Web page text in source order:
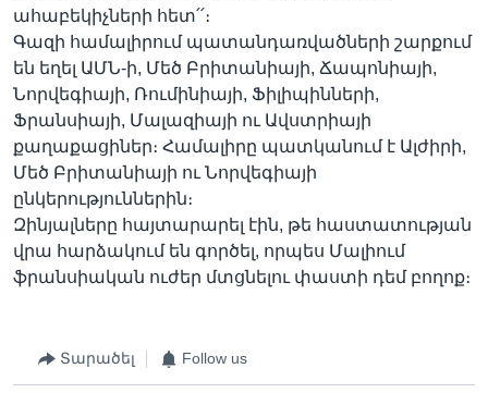
ահաբեկիչների հետ՛՛։
Գազի համալիրում պատանդառվածների շարքում
են եղել ԱՄՆ-ի, Մեծ Բրիտանիայի, Ճապոնիայի,
Նորվեգիայի, Ռումինիայի, Ֆիլիպինների,
Ֆրանսիայի, Մալազիայի ու Ավստրիայի
քաղաքացիներ։ Համալիրը պատկանում է Ալժիրի,
Մեծ Բրիտանիայի ու Նորվեգիայի
ընկերություններին։
Զինյալները հայտարարել էին, թե հաստատության
վրա հարձակում են գործել, որպես Մալիում
ֆրանսիական ուժեր մտցնելու փաստի դեմ բողոք։
Տարածել Follow us